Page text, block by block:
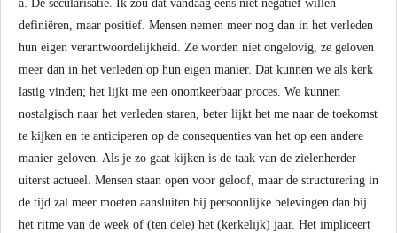
a. De secularisatie. Ik zou dat vandaag eens niet negatief willen
definiëren, maar positief. Mensen nemen meer nog dan in het verleden
hun eigen verantwoordelijkheid. Ze worden niet ongelovig, ze geloven
meer dan in het verleden op hun eigen manier. Dat kunnen we als kerk
lastig vinden; het lijkt me een onomkeerbaar proces. We kunnen
nostalgisch naar het verleden staren, beter lijkt het me naar de toekomst
te kijken en te anticiperen op de consequenties van het op een andere
manier geloven. Als je zo gaat kijken is de taak van de zielenherder
uiterst actueel. Mensen staan open voor geloof, maar de structurering in
de tijd zal meer moeten aansluiten bij persoonlijke belevingen dan bij
het ritme van de week of (ten dele) het (kerkelijk) jaar. Het impliceert